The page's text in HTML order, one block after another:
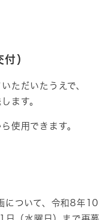
）
ただいたうえで、
ます。
使用できます。
について、令和8年10